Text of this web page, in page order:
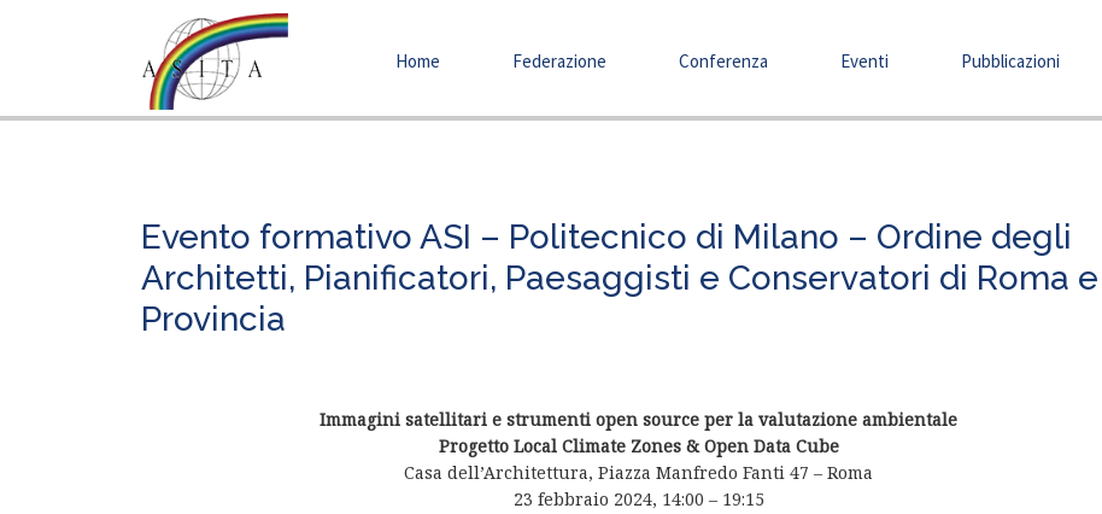
Home Federazione Conferenza Eventi Pubblicazioni
Evento formativo ASI – Politecnico di Milano – Ordine degli
Architetti, Pianificatori, Paesaggisti e Conservatori di Roma e
Provincia
Immagini satellitari e strumenti open source per la valutazione ambientale
Progetto Local Climate Zones & Open Data Cube
Casa dell’Architettura, Piazza Manfredo Fanti 47 – Roma
23 febbraio 2024, 14:00 – 19:15